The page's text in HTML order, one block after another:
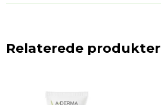
Relaterede produkter